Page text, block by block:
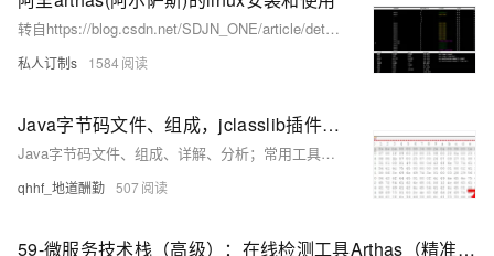
转自https://blog.csdn.net/SDJN_ONE/article/details/123198219
私人订制s 1584
Java字节码文件、组成，jclasslib插件、阿里arthas工具，Java注解
Java字节码文件、组成、详解、分析；常用工具，jclasslib插件、阿里arthas工具；如何定位线上问题；Java注解
qhhf_地道酬勤 507
59-微服务技术栈（高级）：在线检测工具Arthas（精准定位Java应用CPU负载过高）